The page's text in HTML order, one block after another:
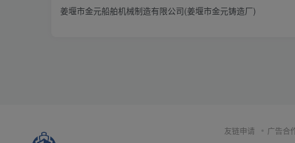
姜堰市金元船舶机械制造有限公司(姜堰市金元铸造厂)
友链申请 广告合